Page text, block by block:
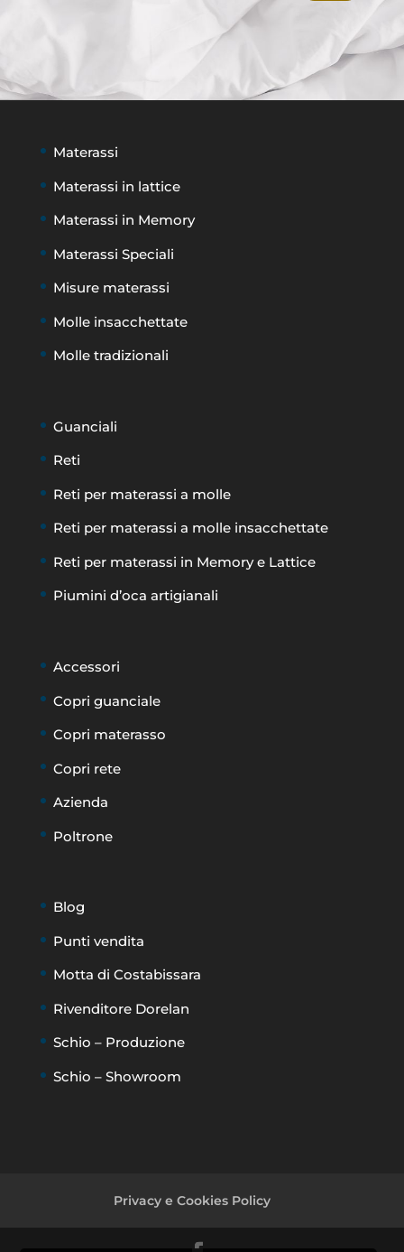
Materassi
Materassi in lattice
Materassi in Memory
Materassi Speciali
Misure materassi
Molle insacchettate
Molle tradizionali
Guanciali
Reti
Reti per materassi a molle
Reti per materassi a molle insacchettate
Reti per materassi in Memory e Lattice
Piumini d’oca artigianali
Accessori
Copri guanciale
Copri materasso
Copri rete
Azienda
Poltrone
Blog
Punti vendita
Motta di Costabissara
Rivenditore Dorelan
Schio – Produzione
Schio – Showroom
Privacy e Cookies Policy